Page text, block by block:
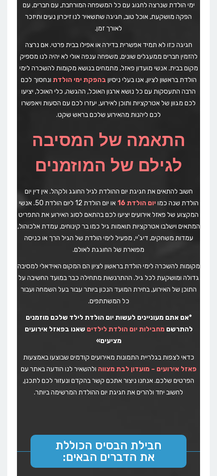
ימי הולדת שנרצה לחגוג עם כל המשפחה המורחבת, עם חברים, עם
הפקה מושקעת, אוכל טוב, חגיגה שתשאיר לנו זיכרון נעים ותיזכר
לאורך זמן.
חגיגה כזו לא תמיד אפשרית בדירה או אפילו בבית פרטי. אם נרצה
להזמין חברים ממעגלים שונים, משפחה ענפה אולי לא יהיה לנו מספיק
מקום בבית. אנשי מועדון פאזל, מתמחים בנושא מקומות להשכרה לימי
הולדת בראשון לציון, אנו בעלי ניסיון בהפקת ימי הולדת ונחסוך לכם
הרבה התעסקות עם כל נושא ארגון האוכל, ההגשה, כלי האוכל, יציעו
לכם מגוון של אטרקציות ותוכן לאירוע, יעזרו לכם עם הסעות ויאפשרו
לכם ליהנות מהאירוע שלכם בראש שקט.
התאמה של המסיבה
לגילם של המוזמנים
חשוב להתאים את חגיגת יום ההולדת לגיל החוגג ולקהל. אין דין יום
הולדת שנה כמו יום הולדת 16
או יום הולדת 12 ליום הולדת 50. אנשי
המקצוע של פאזל אירועים יציעו לכם בהתאם לסוג האירוע את התפריט
המתאים וישלבו אטרקציות תואמות גיל כמו בר קינוחים, עמדת אלכוהול,
עמדות משחקים, דיג'יי, מפעיל לימי הולדת של הגיל הרך או כניסה
מפוארת של החוגגת לאולם.
מקומות להשכרה לימי הולדת בראשון לציון הם המקום האידאלי למסיבה
גדולה ומושקעת לכל גיל. ההתרגשות מתחילה כבר במועד החשיבה על
התוכן של האירוע, בחירת המועד הנכון ביותר עבור בעל השמחה ועבור
כל המשתתפים.
*אם אתם מעוניינים לעשות יום הולדת לילד שלכם מוזמנים
להתרשם מחבילות יום הולדת לילדים שאנו בפאזל אירועים
מציעים»
כדאי לצפות בגלריית התמונות מאירועים קודמים שבוצעו באמצעות
פאזל אירועים – מועדון לבת מצווה ולהשאיר לנו הודעה באתר עם
הפרטים שלכם. אנחנו ניצור אתכם קשר בהקדם ונעזור לכם לתכנן,
לחשוב יחד ולהרים את חגיגת יום ההולדת המרשימה ביותר.
חבילת הבסיס הכוללת
את הדברים הבאים: